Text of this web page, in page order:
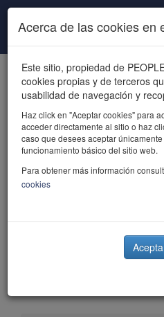
Pasar al contenido principal
powered
Acerca de las cookies en
Este sitio, propiedad de
cookies propias y de terceros
usabilidad de navegación y
Haz click en "Aceptar cookies" para
acceder directamente al sitio o haz
caso que desees aceptar
funcionamiento básico del sitio web.
Para obtener más información
cookies